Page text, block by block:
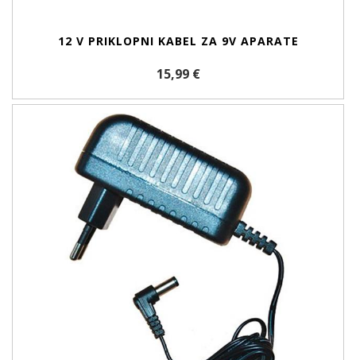
12 V PRIKLOPNI KABEL ZA 9V APARATE
15,99 €